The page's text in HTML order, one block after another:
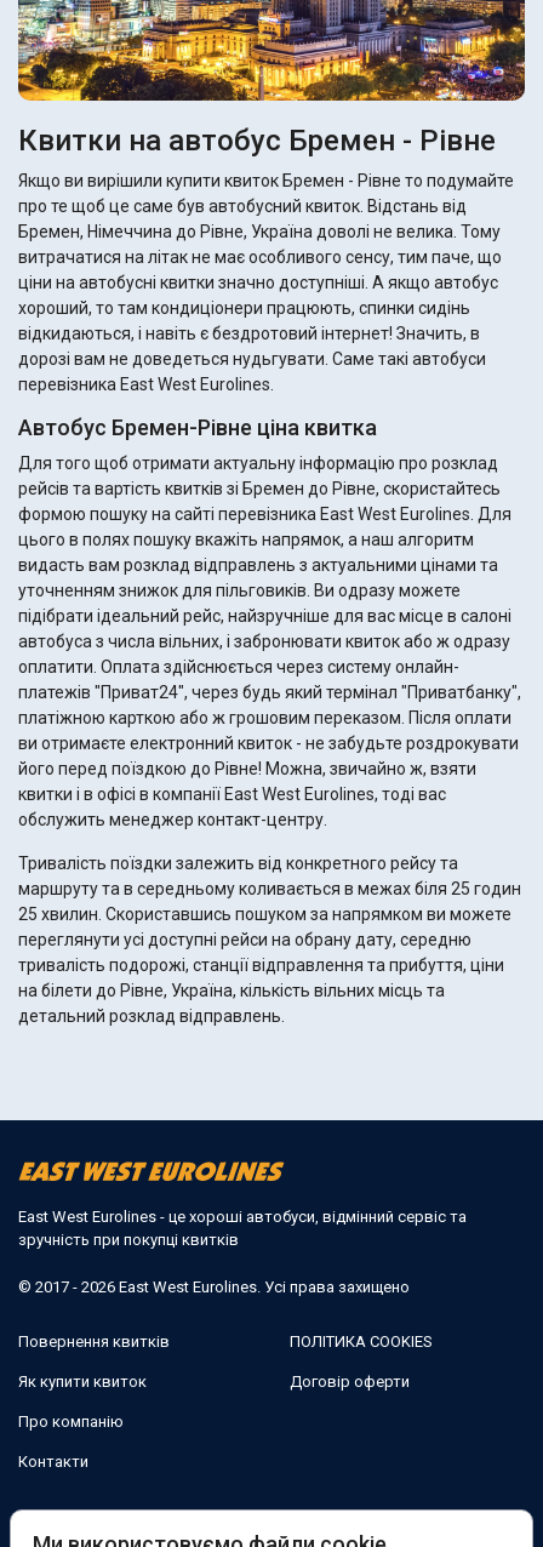
Квитки на автобус Бремен - Рівне
Якщо ви вирішили купити квиток Бремен - Рівне то подумайте
про те щоб це саме був автобусний квиток. Відстань від
Бремен, Німеччина до Рівне, Україна доволі не велика. Тому
витрачатися на літак не має особливого сенсу, тим паче, що
ціни на автобусні квитки значно доступніші. А якщо автобус
хороший, то там кондиціонери працюють, спинки сидінь
відкидаються, і навіть є бездротовий інтернет! Значить, в
дорозі вам не доведеться нудьгувати. Саме такі автобуси
перевізника East West Eurolines.
Автобус Бремен-Рівне ціна квитка
Для того щоб отримати актуальну інформацію про розклад
рейсів та вартість квитків зі Бремен до Рівне, скористайтесь
формою пошуку на сайті перевізника East West Eurolines. Для
цього в полях пошуку вкажіть напрямок, а наш алгоритм
видасть вам розклад відправлень з актуальними цінами та
уточненням знижок для пільговиків. Ви одразу можете
підібрати ідеальний рейс, найзручніше для вас місце в салоні
автобуса з числа вільних, і забронювати квиток або ж одразу
оплатити. Оплата здійснюється через систему онлайн-
платежів "Приват24", через будь який термінал "Приватбанку",
платіжною карткою або ж грошовим переказом. Після оплати
ви отримаєте електронний квиток - не забудьте роздрокувати
його перед поїздкою до Рівне! Можна, звичайно ж, взяти
квитки і в офісі в компанії East West Eurolines, тоді вас
обслужить менеджер контакт-центру.
Тривалість поїздки залежить від конкретного рейсу та
маршруту та в середньому коливається в межах біля 25 годин
25 хвилин. Скориставшись пошуком за напрямком ви можете
переглянути усі доступні рейси на обрану дату, середню
тривалість подорожі, станції відправлення та прибуття, ціни
на білети до Рівне, Україна, кількість вільних місць та
детальний розклад відправлень.
East West Eurolines - це хороші автобуси, відмінний сервіс та
зручність при покупці квитків
© 2017 - 2026 East West Eurolines. Усі права захищено
Повернення квитків
Як купити квиток
Про компанію
Контакти
ПОЛІТИКА COOKIES
Договір оферти